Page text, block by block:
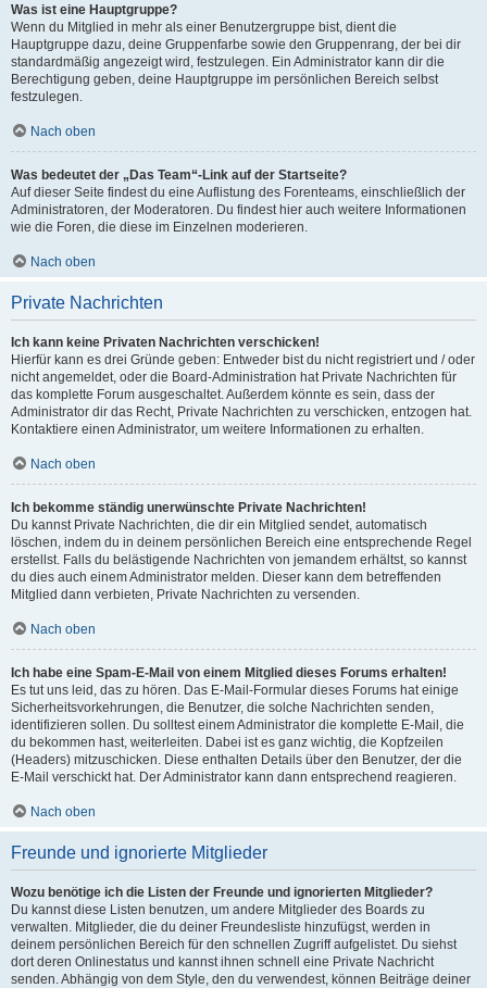
Was ist eine Hauptgruppe?
Wenn du Mitglied in mehr als einer Benutzergruppe bist, dient die
Hauptgruppe dazu, deine Gruppenfarbe sowie den Gruppenrang, der bei dir
standardmäßig angezeigt wird, festzulegen. Ein Administrator kann dir die
Berechtigung geben, deine Hauptgruppe im persönlichen Bereich selbst
festzulegen.
Nach oben
Was bedeutet der „Das Team“-Link auf der Startseite?
Auf dieser Seite findest du eine Auflistung des Forenteams, einschließlich der
Administratoren, der Moderatoren. Du findest hier auch weitere Informationen
wie die Foren, die diese im Einzelnen moderieren.
Nach oben
Private Nachrichten
Ich kann keine Privaten Nachrichten verschicken!
Hierfür kann es drei Gründe geben: Entweder bist du nicht registriert und / oder
nicht angemeldet, oder die Board-Administration hat Private Nachrichten für
das komplette Forum ausgeschaltet. Außerdem könnte es sein, dass der
Administrator dir das Recht, Private Nachrichten zu verschicken, entzogen hat.
Kontaktiere einen Administrator, um weitere Informationen zu erhalten.
Nach oben
Ich bekomme ständig unerwünschte Private Nachrichten!
Du kannst Private Nachrichten, die dir ein Mitglied sendet, automatisch
löschen, indem du in deinem persönlichen Bereich eine entsprechende Regel
erstellst. Falls du belästigende Nachrichten von jemandem erhältst, so kannst
du dies auch einem Administrator melden. Dieser kann dem betreffenden
Mitglied dann verbieten, Private Nachrichten zu versenden.
Nach oben
Ich habe eine Spam-E-Mail von einem Mitglied dieses Forums erhalten!
Es tut uns leid, das zu hören. Das E-Mail-Formular dieses Forums hat einige
Sicherheitsvorkehrungen, die Benutzer, die solche Nachrichten senden,
identifizieren sollen. Du solltest einem Administrator die komplette E-Mail, die
du bekommen hast, weiterleiten. Dabei ist es ganz wichtig, die Kopfzeilen
(Headers) mitzuschicken. Diese enthalten Details über den Benutzer, der die
E-Mail verschickt hat. Der Administrator kann dann entsprechend reagieren.
Nach oben
Freunde und ignorierte Mitglieder
Wozu benötige ich die Listen der Freunde und ignorierten Mitglieder?
Du kannst diese Listen benutzen, um andere Mitglieder des Boards zu
verwalten. Mitglieder, die du deiner Freundesliste hinzufügst, werden in
deinem persönlichen Bereich für den schnellen Zugriff aufgelistet. Du siehst
dort deren Onlinestatus und kannst ihnen schnell eine Private Nachricht
senden. Abhängig von dem Style, den du verwendest, können Beiträge deiner